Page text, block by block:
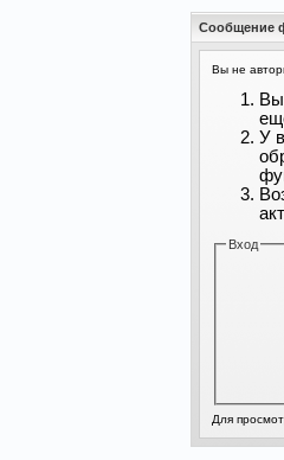
Сообщение
Вы не
У
Вход
Для